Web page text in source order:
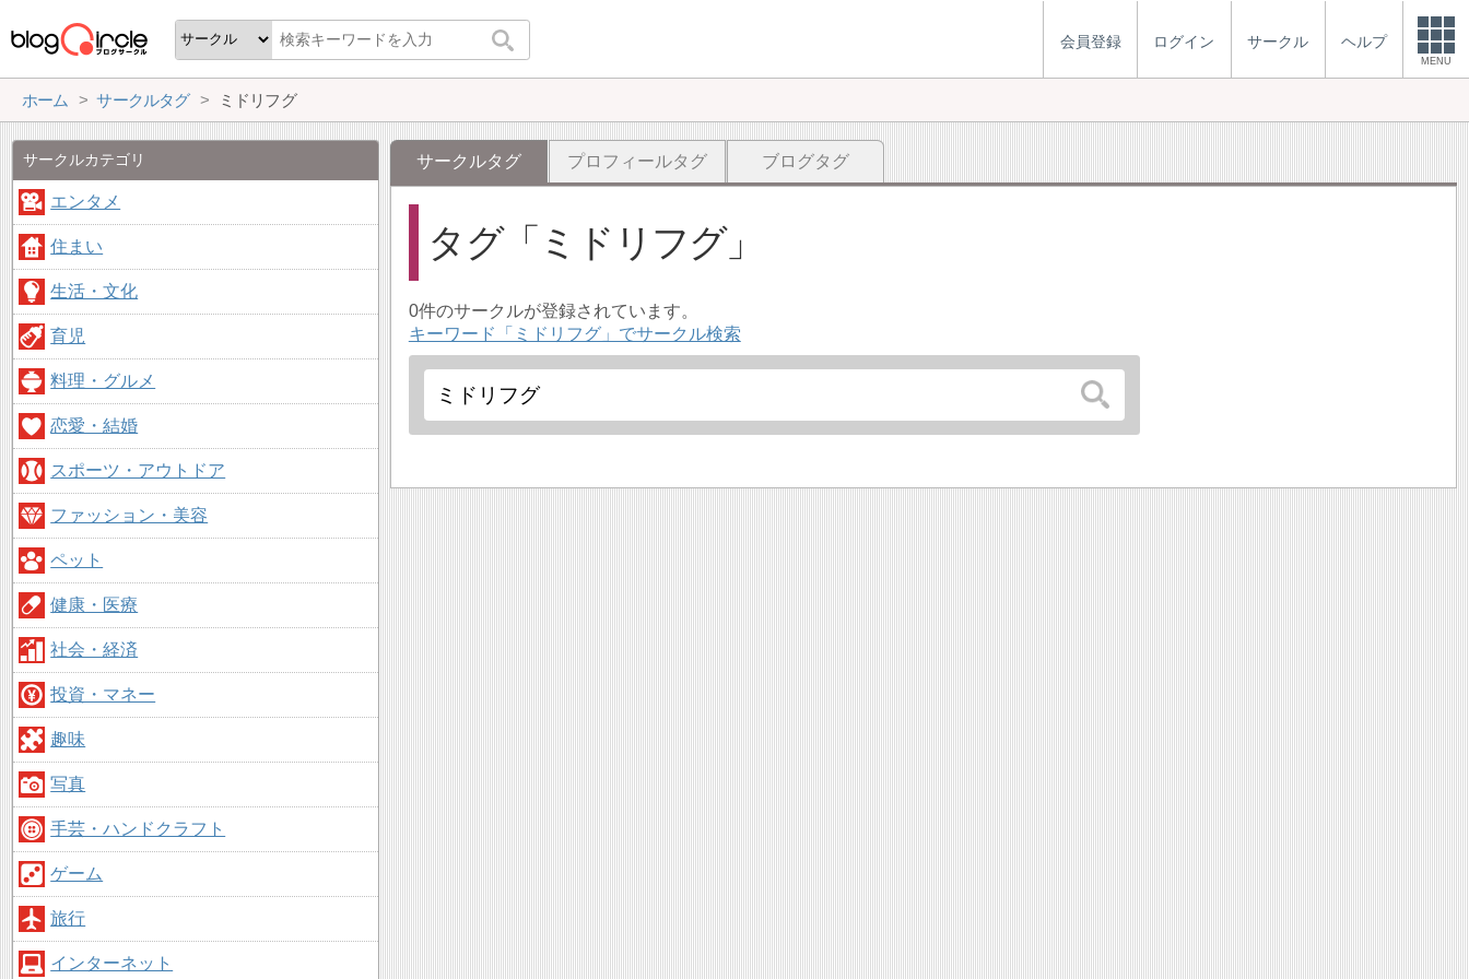
会員登録 ログイン サークル ヘルプ
MENU
ホーム サークルタグ ミドリフグ
サークルタグ プロフィールタグ ブログタグ
タグ ミドリフグ
0件のサークルが登録されています。
キーワード「ミドリフグ」でサークル検索
サークルカテゴリ
エンタメ
住まい
生活・文化
育児
料理・グルメ
恋愛・結婚
スポーツ・アウトドア
ファッション・美容
ペット
健康・医療
社会・経済
投資・マネー
趣味
写真
手芸・ハンドクラフト
ゲーム
旅行
インターネット